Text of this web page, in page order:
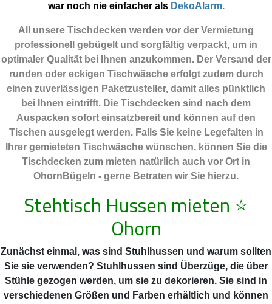
war noch nie einfacher als DekoAlarm.
All unsere Tischdecken werden vor der Vermietung
professionell gebügelt und sorgfältig verpackt, um in
optimaler Qualität bei Ihnen anzukommen. Der Versand der
runden oder eckigen Tischwäsche erfolgt zudem durch
einen zuverlässigen Paketzusteller, damit alles pünktlich
bei Ihnen eintrifft. Die Tischdecken sind nach dem
Auspacken sofort einsatzbereit und können auf den
Tischen ausgelegt werden. Falls Sie keine Legefalten in
Ihrer gemieteten Tischwäsche wünschen, können Sie die
Tischdecken zum mieten natürlich auch vor Ort in
OhornBügeln - gerne Betraten wir Sie hierzu.
Stehtisch Hussen mieten ⭐
Ohorn
Zunächst einmal, was sind Stuhlhussen und warum sollten
Sie sie verwenden? Stuhlhussen sind Überzüge, die über
Stühle gezogen werden, um sie zu dekorieren. Sie sind in
verschiedenen Größen und Farben erhältlich und können